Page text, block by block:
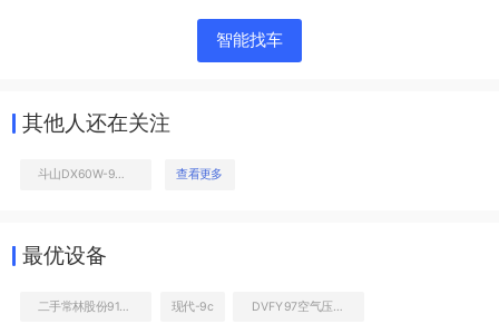
智能找车
其他人还在关注
查看更多
最优设备
现代-9c